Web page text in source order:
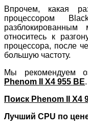
Впрочем, какая
процессором
относитесь к
процессора, после
большую частоту.
Мы рекомендуем
Phenom II X4 955 BE.
Поиск Phenom II X4
Лучший CPU по